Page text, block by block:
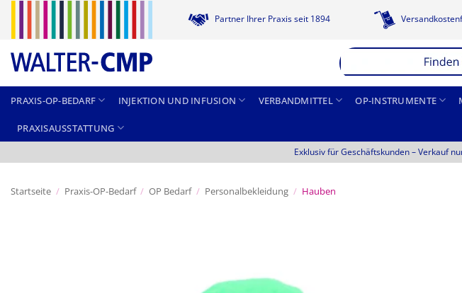
springen
Partner Ihrer Praxis seit 1894
PRAXIS-OP-BEDARF INJEKTION UND INFUSION VERBANDMITTEL OP-INSTRUMENTE
PRAXISAUSSTATTUNG
Exklusiv für Geschäftskunden –Verkauf
Startseite / Praxis-OP-Bedarf / OP Bedarf / Personalbekleidung / Hauben